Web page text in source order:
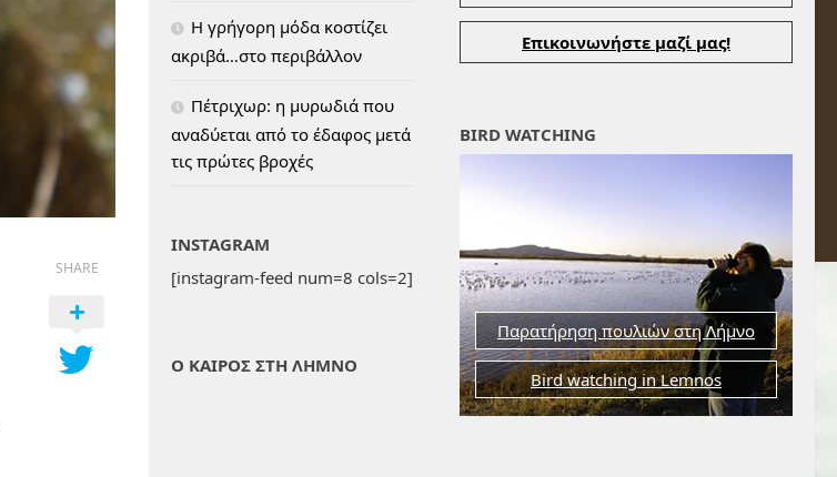
SHARE
Επικοινωνήστε μαζί μας!
BIRD WATCHING
Παρατήρηση πουλιών στη Λήμνο
Bird watching in Lemnos
H γρήγορη μόδα κοστίζει
ακριβά…στο περιβάλλον
Πέτριχωρ: η μυρωδιά που
αναδύεται από το έδαφος μετά
τις πρώτες βροχές
INSTAGRAM
[instagram-feed num=8 cols=2]
Ο ΚΑΙΡΟΣ ΣΤΗ ΛΗΜΝΟ